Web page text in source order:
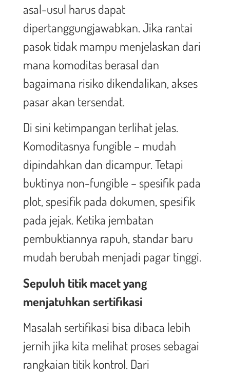
asal-usul harus dapat
dipertanggungjawabkan. Jika rantai
pasok tidak mampu menjelaskan dari
mana komoditas berasal dan
bagaimana risiko dikendalikan, akses
pasar akan tersendat.
Di sini ketimpangan terlihat jelas.
Komoditasnya fungible – mudah
dipindahkan dan dicampur. Tetapi
buktinya non-fungible – spesifik pada
plot, spesifik pada dokumen, spesifik
pada jejak. Ketika jembatan
pembuktiannya rapuh, standar baru
mudah berubah menjadi pagar tinggi.
Sepuluh titik macet yang
menjatuhkan sertifikasi
Masalah sertifikasi bisa dibaca lebih
jernih jika kita melihat proses sebagai
rangkaian titik kontrol. Dari